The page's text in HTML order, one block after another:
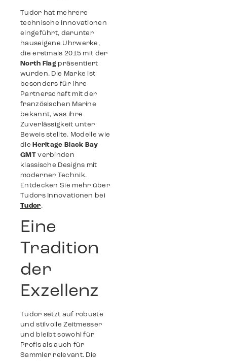
Tudor hat mehrere
technische Innovationen
eingeführt, darunter
hauseigene Uhrwerke,
die erstmals 2015 mit der
North Flag präsentiert
wurden. Die Marke ist
besonders für ihre
Partnerschaft mit der
französischen Marine
bekannt, was ihre
Zuverlässigkeit unter
Beweis stellte. Modelle wie
die Heritage Black Bay
GMTverbinden
klassische Designs mit
moderner Technik.
Entdecken Sie mehr über
Tudors Innovationen bei
Tudor.
Eine
Tradition
der
Exzellenz
Tudor setzt auf robuste
und stilvolle Zeitmesser
und bleibt sowohl für
Profis als auch für
Sammler relevant. Die